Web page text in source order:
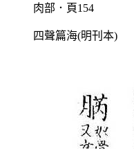
肉部．頁154
四聲篇海(明刊本)